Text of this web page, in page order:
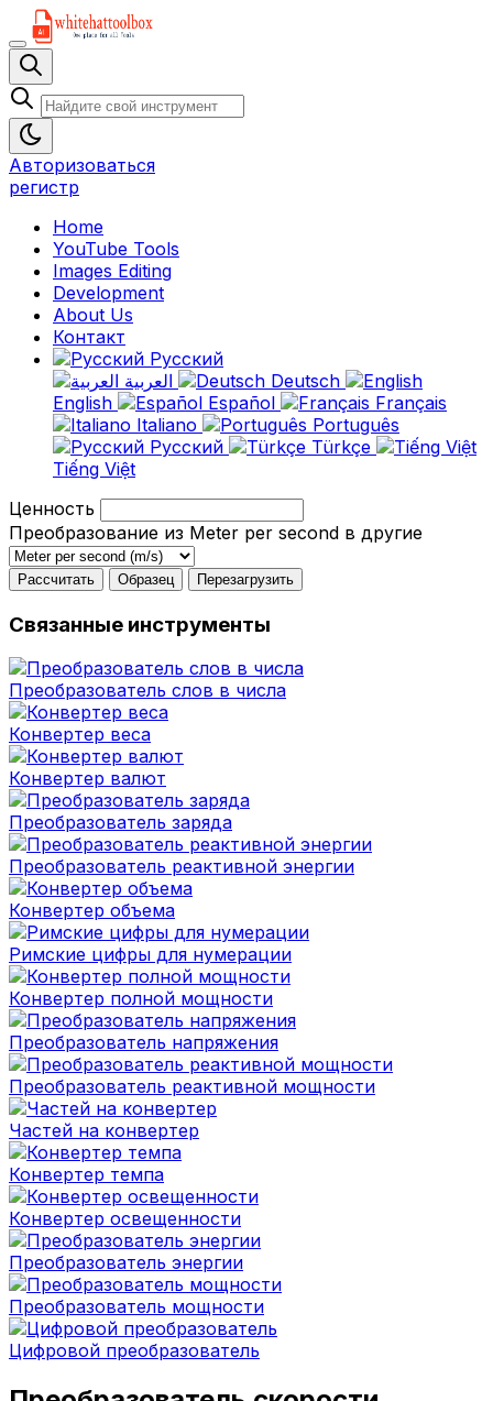
Авторизоваться
регистр
Home
YouTube Tools
Images Editing
Development
About Us
Контакт
Русский
Deutsch
English
Español
Français
Italiano
Português
Русский
Türkçe
Tiếng Việt
Ценность
Преобразование из Meter per second в другие
Рассчитать Образец Перезагрузить
Связанные инструменты
Преобразователь слов в числа
Конвертер веса
Конвертер валют
Преобразователь заряда
Преобразователь реактивной энергии
Конвертер объема
Римские цифры для нумерации
Конвертер полной мощности
Преобразователь напряжения
Преобразователь реактивной мощности
Частей на конвертер
Конвертер темпа
Конвертер освещенности
Преобразователь энергии
Преобразователь мощности
Цифровой преобразователь